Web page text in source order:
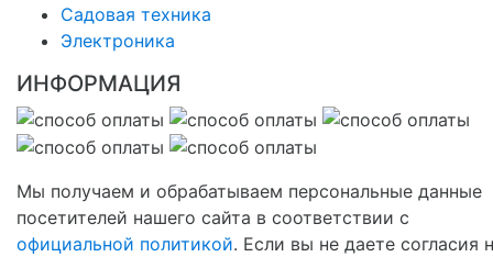
Садовая техника
Электроника
ИНФОРМАЦИЯ
Мы получаем и обрабатываем персональные данные
посетителей нашего сайта в соответствии с
официальной политикой. Если вы не даете согласия